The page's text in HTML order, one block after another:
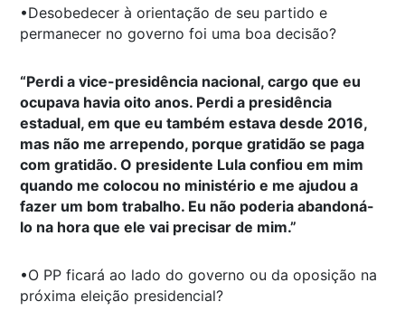
•Desobedecer à orientação de seu partido e
permanecer no governo foi uma boa decisão?
“Perdi a vice-presidência nacional, cargo que eu
ocupava havia oito anos. Perdi a presidência
estadual, em que eu também estava desde 2016,
mas não me arrependo, porque gratidão se paga
com gratidão. O presidente Lula confiou em mim
quando me colocou no ministério e me ajudou a
fazer um bom trabalho. Eu não poderia abandoná-
lo na hora que ele vai precisar de mim.”
•O PP ficará ao lado do governo ou da oposição na
próxima eleição presidencial?